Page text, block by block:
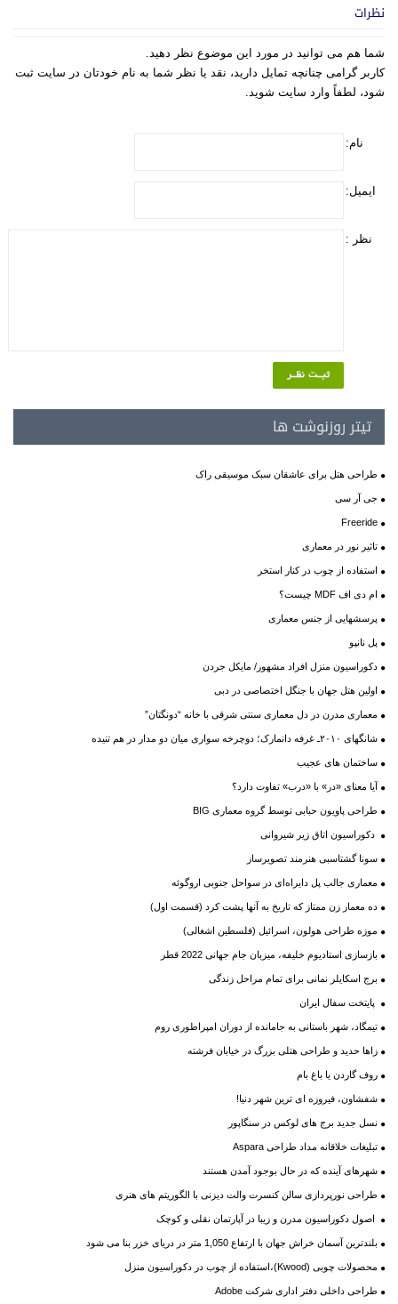
نظرات
شما هم می توانید در مورد این موضوع نظر دهید.
کاربر گرامی چنانچه تمایل دارید، نقد یا نظر شما به نام خودتان در سایت ثبت
شود، لطفاً وارد سایت شوید.
نام:
ایمیل:
نظر :
تیتر روزنوشت ها
طراحی هتل برای عاشقان سبک موسیقی راک
جی آر سی
Freeride
تاثیر نور در معماری
استفاده از چوب در کنار استخر
ام دی اف MDF چیست؟
پرسشهایی از جنس معماری
پل نانپو
دکوراسیون منزل افراد مشهور/ مایکل جردن
اولین هتل جهان با جنگل اختصاصی در دبی
معماری مدرن در دل معماری سنتی شرقی با خانه “دونگتان”
شانگهای ۲۰۱۰ـ غرفه دانمارک؛ دوچرخه سواری میان دو مدار در هم تنیده
ساختمان های عجیب
آیا معنای «در» با «درب» تفاوت دارد؟
طراحی پاویون حبابی توسط گروه معماری BIG
دکوراسیون اتاق زیر شیروانی
سونا گشتاسبی هنرمند تصویرساز
معماری جالب پل دایراه‌ای در سواحل جنوبی اروگوئه
ده معمار زن ممتاز که تاریخ به آنها پشت کرد (قسمت اول)
موزه طراحی هولون، اسرائیل (فلسطین اشغالی)
بازسازی استادیوم خلیفه، میزبان جام جهانی 2022 قطر
برج اسکایلر نمانی برای تمام مراحل زندگی
پایتخت سفال ایران
تیمگاد، شهر باستانی به جامانده از دوران امپراطوری روم
زاها حدید و طراحی هتلی بزرگ در خیابان فرشته
روف گاردن یا باغ بام
شفشاون، فیروزه ای ترین شهر دنیا!
نسل جدید برج های لوکس در سنگاپور
تبلیغات خلاقانه مداد طراحی Aspara
شهرهای آینده که در حال بوجود آمدن هستند
طراحی نورپردازی سالن کنسرت والت دیزنی با الگوریتم های هنری
اصول دکوراسیون مدرن و زیبا در آپارتمان نقلی و کوچک
بلندترین آسمان خراش جهان با ارتفاع 1,050 متر در دریای خزر بنا می شود
محصولات چوبی (Kwood)،استفاده از چوب در دکوراسیون منزل
طراحی داخلی دفتر اداری شرکت Adobe